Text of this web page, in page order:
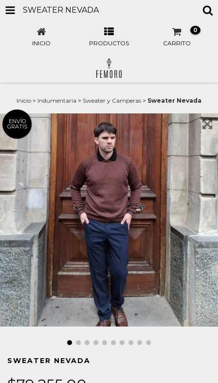
SWEATER NEVADA
INICIO PRODUCTOS CARRITO
0
Inicio > Indumentaria > Sweater y Camperas > Sweater Nevada
ENVÍO
GRATIS
SWEATER NEVADA